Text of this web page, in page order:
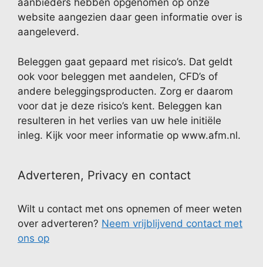
aanbieders hebben opgenomen op onze
website aangezien daar geen informatie over is
aangeleverd.
Beleggen gaat gepaard met risico’s. Dat geldt
ook voor beleggen met aandelen, CFD’s of
andere beleggingsproducten. Zorg er daarom
voor dat je deze risico’s kent. Beleggen kan
resulteren in het verlies van uw hele initiële
inleg. Kijk voor meer informatie op www.afm.nl.
Adverteren, Privacy en contact
Wilt u contact met ons opnemen of meer weten
over adverteren? Neem vrijblijvend contact met
ons op